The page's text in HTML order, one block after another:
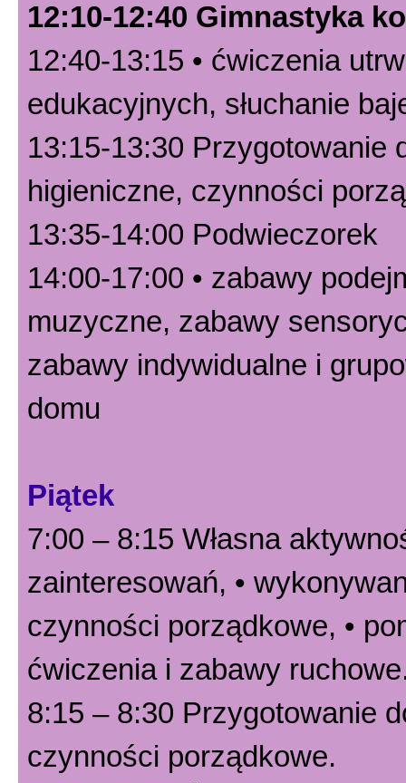
12:10-12:40 Gimnastyka
12:40-13:15 • ćwiczenia
edukacyjnych, słuchanie
13:15-13:30 Przygotowanie
higieniczne, czynności
13:35-14:00 Podwieczorek
14:00-17:00 • zabawy
muzyczne, zabawy
zabawy indywidualne i
domu
Piątek
7:00 – 8:15 Własna
zainteresowań, •
czynności porządkowe, •
ćwiczenia i zabawy
8:15 – 8:30 Przygotowanie
czynności porządkowe.